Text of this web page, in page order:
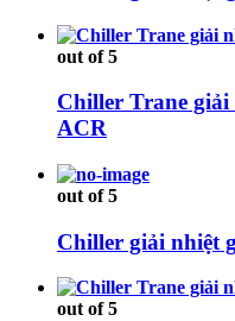
out of 5
Chiller Trane
ACR
out of 5
Chiller giải nhiệt
out of 5